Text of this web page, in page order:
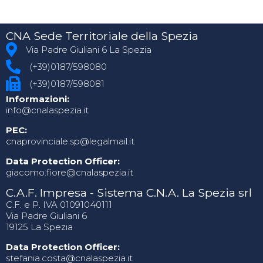
CNA Sede Territoriale della Spezia
Via Padre Giuliani 6 La Spezia
(+39)0187/598080
(+39)0187/598081
Informazioni:
info@cnalaspezia.it
PEC:
cnaprovinciale.sp@legalmail.it
Data Protection Officer:
giacomo.fiore@cnalaspezia.it
C.A.F. Impresa - Sistema C.N.A. La Spezia srl
C.F. e P. IVA 01091040111
Via Padre Giuliani 6
19125 La Spezia
Data Protection Officer:
stefania.costa@cnalaspezia.it